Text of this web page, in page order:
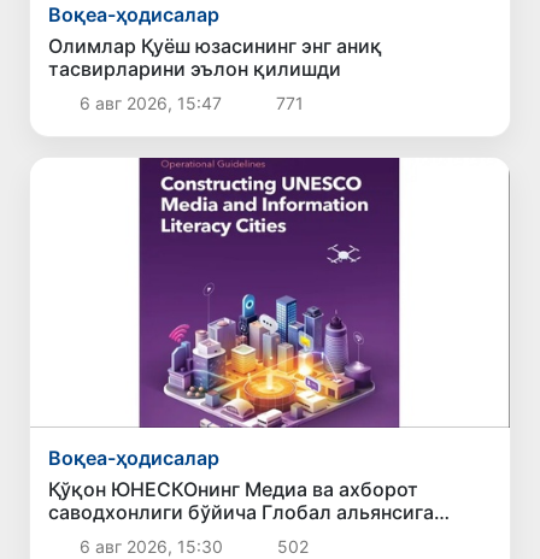
Воқеа-ҳодисалар
Олимлар Қуёш юзасининг энг аниқ
тасвирларини эълон қилишди
6 авг 2026, 15:47 771
Воқеа-ҳодисалар
Қўқон ЮНЕСКОнинг Медиа ва ахборот
саводхонлиги бўйича Глобал альянсига
қўшилди
6 авг 2026, 15:30 502